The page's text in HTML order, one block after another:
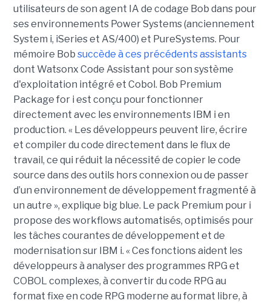
utilisateurs de son agent IA de codage Bob dans pour
ses environnements Power Systems (anciennement
System i, iSeries et AS/400) et PureSystems. Pour
mémoire Bob succède à ces précédents assistants
dont Watsonx Code Assistant pour son système
d'exploitation intégré et Cobol. Bob Premium
Package for i est conçu pour fonctionner
directement avec les environnements IBM i en
production. « Les développeurs peuvent lire, écrire
et compiler du code directement dans le flux de
travail, ce qui réduit la nécessité de copier le code
source dans des outils hors connexion ou de passer
d’un environnement de développement fragmenté à
un autre », explique big blue. Le pack Premium pour i
propose des workflows automatisés, optimisés pour
les tâches courantes de développement et de
modernisation sur IBM i. « Ces fonctions aident les
développeurs à analyser des programmes RPG et
COBOL complexes, à convertir du code RPG au
format fixe en code RPG moderne au format libre, à